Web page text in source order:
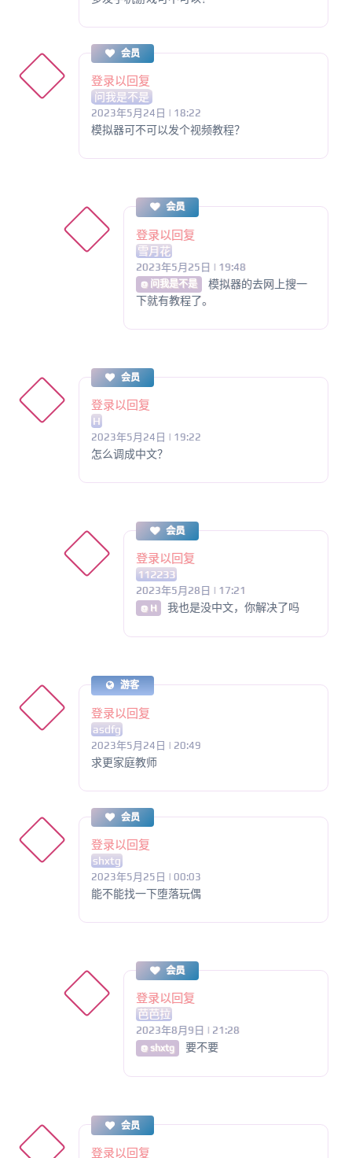
会员
登录以回复
问我是不是
2023年5月24日 | 18:22
模拟器可不可以发个视频教程？
会员
登录以回复
雪月花
2023年5月25日 | 19:48
@ 问我是不是
模拟器的去网上搜一
下就有教程了。
会员
登录以回复
H
2023年5月24日 | 19:22
怎么调成中文？
会员
登录以回复
112233
2023年5月28日 | 17:21
@ H 我也是没中文，你解决了吗
游客
登录以回复
asdfg
2023年5月24日 | 20:49
求更家庭教师
会员
登录以回复
shxtg
2023年5月25日 | 00:03
能不能找一下堕落玩偶
会员
登录以回复
芭芭拉
2023年8月9日 | 21:28
@ shxtg 要不要
会员
登录以回复